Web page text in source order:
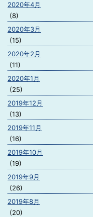
2020年4月
(8)
2020年3月
(15)
2020年2月
(11)
2020年1月
(25)
2019年12月
(13)
2019年11月
(16)
2019年10月
(19)
2019年9月
(26)
2019年8月
(20)